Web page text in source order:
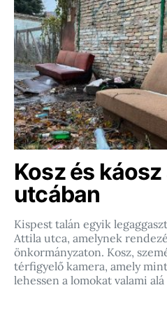
Kosz és
utcában
Kispest talán egyik
Attila utca, amelynek
önkormányzaton. Kosz,
térfigyelő kamera, amely
lehessen a lomokat valami